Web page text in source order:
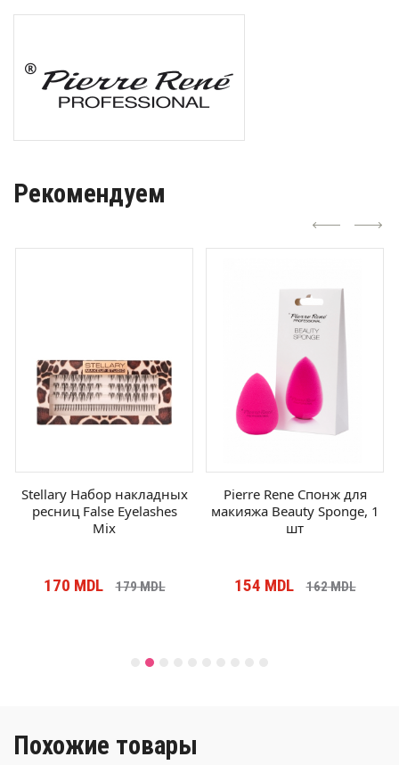
Рекомендуем
Stellary Набор накладных
ресниц False Eyelashes
Mix
170 MDL 179MDL
Pierre Rene Спонж для
макияжа Beauty Sponge, 1
шт
154 MDL 162MDL
Похожие товары